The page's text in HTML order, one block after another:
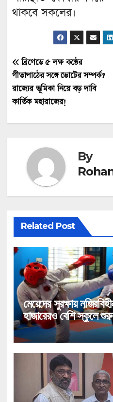
থাকবে সকলের।
Post
navigation
ব্রিগেডে ৫ লক্ষ কন্ঠের
গীতাপাঠের সঙ্গে ভোটের সম্পর্ক?
রাজ্যের ভূমিকা নিয়ে বড় দাবি
কার্তিক মহারাজের!
By
Related Post
মেয়েদের সুরক্ষায়
হাজারেরও বেশি স্কুলে
প্রশিক্ষণ!